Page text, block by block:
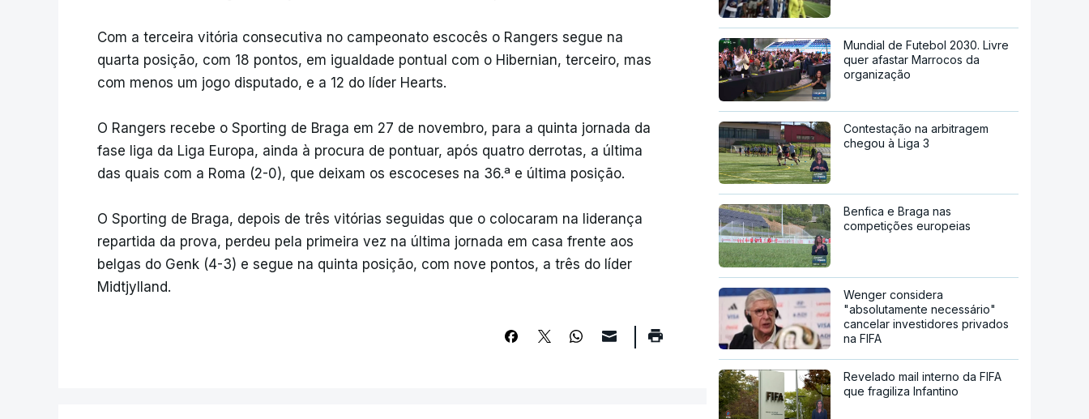
Com a terceira vitória consecutiva no campeonato escocês o Rangers segue na
quarta posição, com 18 pontos, em igualdade pontual com o Hibernian, terceiro, mas
com menos um jogo disputado, e a 12 do líder Hearts.
O Rangers recebe o Sporting de Braga em 27 de novembro, para a quinta jornada da
fase liga da Liga Europa, ainda à procura de pontuar, após quatro derrotas, a última
das quais com a Roma (2-0), que deixam os escoceses na 36.ª e última posição.
O Sporting de Braga, depois de três vitórias seguidas que o colocaram na liderança
repartida da prova, perdeu pela primeira vez na última jornada em casa frente aos
belgas do Genk (4-3) e segue na quinta posição, com nove pontos, a três do líder
Midtjylland.
Mundial de Futebol 2030. Livre
quer afastar Marrocos da
organização
Contestação na arbitragem
chegou à Liga 3
Benfica e Braga nas
competições europeias
Wenger considera
"absolutamente necessário"
cancelar investidores privados
na FIFA
Revelado mail interno da FIFA
que fragiliza Infantino